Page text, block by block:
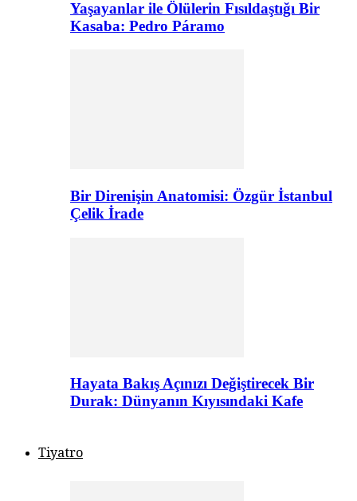
Yaşayanlar ile Ölülerin Fısıldaştığı Bir
Kasaba: Pedro Páramo
Bir Direnişin Anatomisi: Özgür İstanbul
Çelik İrade
Hayata Bakış Açınızı Değiştirecek Bir
Durak: Dünyanın Kıyısındaki Kafe
Tiyatro